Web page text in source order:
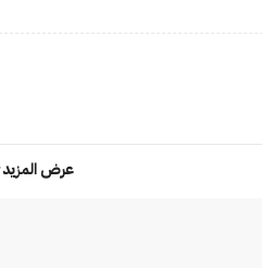
عرض المزيد